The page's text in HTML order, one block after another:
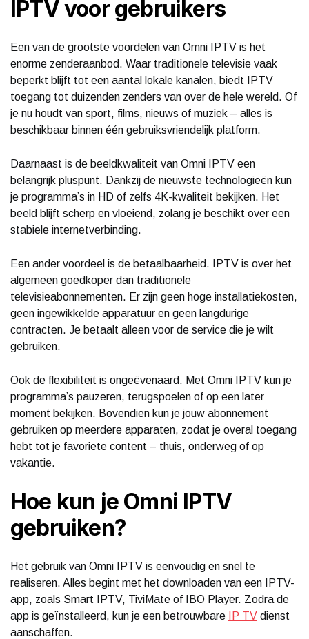
IPTV voor gebruikers
Een van de grootste voordelen van Omni IPTV is het
enorme zenderaanbod. Waar traditionele televisie vaak
beperkt blijft tot een aantal lokale kanalen, biedt IPTV
toegang tot duizenden zenders van over de hele wereld. Of
je nu houdt van sport, films, nieuws of muziek – alles is
beschikbaar binnen één gebruiksvriendelijk platform.
Daarnaast is de beeldkwaliteit van Omni IPTV een
belangrijk pluspunt. Dankzij de nieuwste technologieën kun
je programma’s in HD of zelfs 4K-kwaliteit bekijken. Het
beeld blijft scherp en vloeiend, zolang je beschikt over een
stabiele internetverbinding.
Een ander voordeel is de betaalbaarheid. IPTV is over het
algemeen goedkoper dan traditionele
televisieabonnementen. Er zijn geen hoge installatiekosten,
geen ingewikkelde apparatuur en geen langdurige
contracten. Je betaalt alleen voor de service die je wilt
gebruiken.
Ook de flexibiliteit is ongeëvenaard. Met Omni IPTV kun je
programma’s pauzeren, terugspoelen of op een later
moment bekijken. Bovendien kun je jouw abonnement
gebruiken op meerdere apparaten, zodat je overal toegang
hebt tot je favoriete content – thuis, onderweg of op
vakantie.
Hoe kun je Omni IPTV
gebruiken?
Het gebruik van Omni IPTV is eenvoudig en snel te
realiseren. Alles begint met het downloaden van een IPTV-
app, zoals Smart IPTV, TiviMate of IBO Player. Zodra de
app is geïnstalleerd, kun je een betrouwbare
IP TV dienst
aanschaffen.